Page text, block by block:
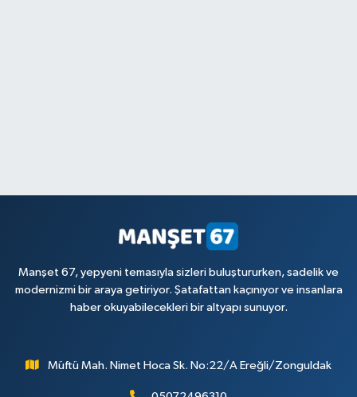
Manşet 67, yepyeni temasıyla sizleri buluştururken, sadelik ve
modernizmi bir araya getiriyor. Şatafattan kaçınıyor ve insanlara
haber okuyabilecekleri bir altyapı sunuyor.
Müftü Mah. Nimet Hoca Sk. No:22/A Ereğli/Zonguldak